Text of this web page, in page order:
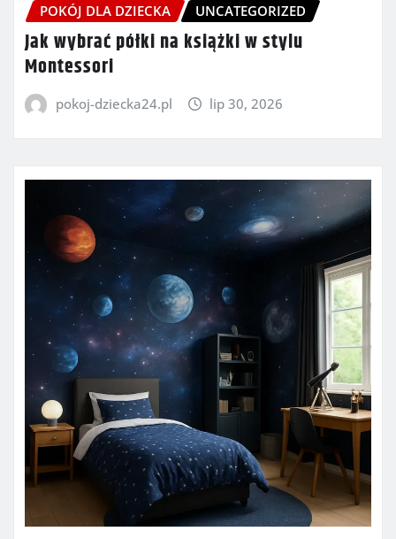
POKÓJ DLA DZIECKA UNCATEGORIZED
Jak wybrać półki na książki w stylu
Montessori
pokoj-dziecka24.pl lip 30, 2026